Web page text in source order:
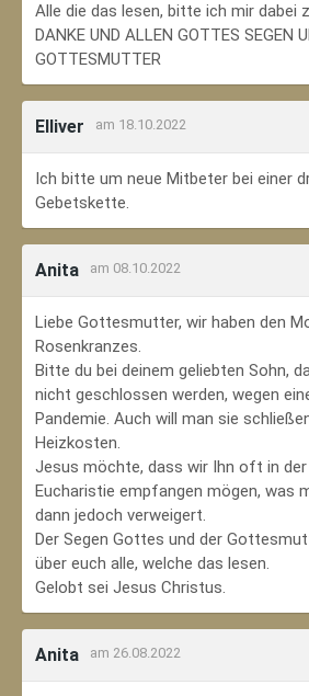
Alle die das lesen, bitte ich mir dabei
DANKE UND ALLEN GOTTES SEGEN
GOTTESMUTTER
Elliver am 18.10.2022
Ich bitte um neue Mitbeter bei einer
Gebetskette.
Anita am 08.10.2022
Liebe Gottesmutter, wir haben den
Rosenkranzes.
Bitte du bei deinem geliebten Sohn,
nicht geschlossen werden, wegen
Pandemie. Auch will man sie
Heizkosten.
Jesus möchte, dass wir Ihn oft in der
Eucharistie empfangen mögen, was
dann jedoch verweigert.
Der Segen Gottes und der
über euch alle, welche das lesen.
Gelobt sei Jesus Christus.
Anita am 26.08.2022